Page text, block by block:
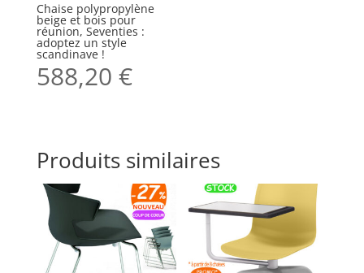
Chaise polypropylène
beige et bois pour
réunion, Seventies :
adoptez un style
scandinave !
588,20 €
Produits similaires